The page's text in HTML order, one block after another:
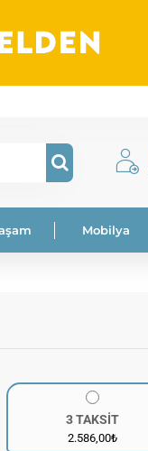
Mobilya
3 TAKSİT
2.586,00₺